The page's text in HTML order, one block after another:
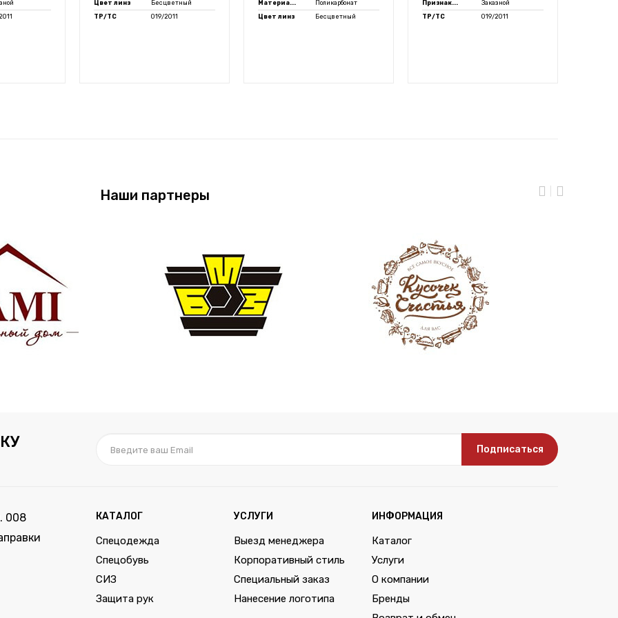
Цвет линз
Бесцветный
ТР/ТС
019/2011
Материа...
Поликарбонат
Цвет линз
Бесцветный
Признак...
Заказной
ТР/ТС
019/2011
Наши партнеры
Подписаться
008
КАТАЛОГ
Спецодежда
Спецобувь
СИЗ
Защита рук
УСЛУГИ
Выезд менеджера
Корпоративный стиль
Специальный заказ
Нанесение логотипа
ИНФОРМАЦИЯ
Каталог
Услуги
О компании
Бренды